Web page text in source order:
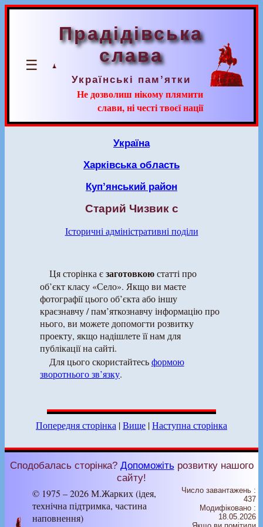
☰
Прадідівська
слава
Українські пам’ятки
Не дозволиш нікому плямити
слави, ні честі твоєї нації
Україна
Харківська область
Куп’янський район
Старий Чизвик с
Історичні адміністративні поділи
Ця сторінка єзаготовкоюстатті про
об’єкт класу «Село». Якщо ви маєте
фотографії цього об’єкта або іншу
краєзнавчу / пам’яткознавчу інформацію про
нього, ви можете допомогти розвитку
проекту, якщо надішлете її нам для
публікації на сайті.
Для цього скористайтесьформою
зворотнього зв’язку.
Попередня сторінка |Вище |Наступна сторінка
Сподобалась сторінка? Допоможітьрозвитку нашого
сайту!
© 1975 – 2026 М.Жарких (ідея,
технічна підтримка, частина
наповнення)
Число завантажень :
437
Модифіковано :
18.05.2026